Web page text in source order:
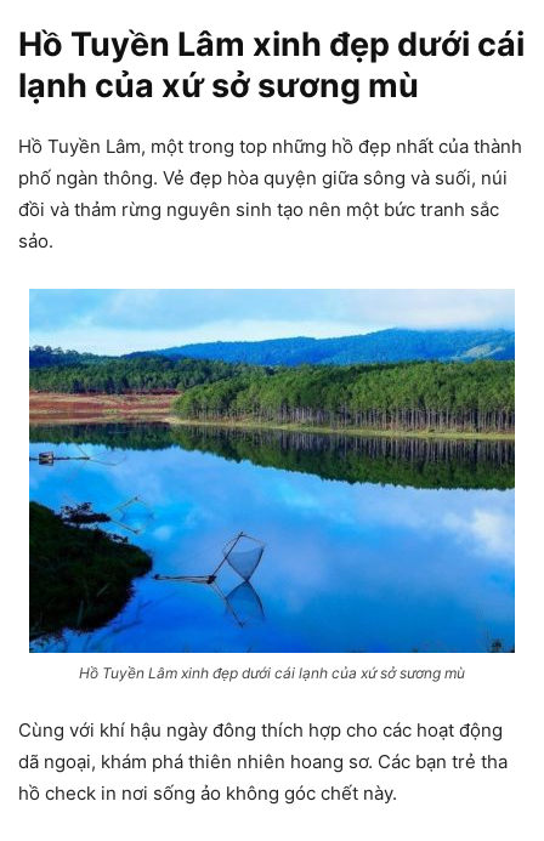
Hồ Tuyền Lâm xinh đẹp dưới cái
lạnh của xứ sở sương mù
Hồ Tuyền Lâm, một trong top những hồ đẹp nhất của thành
phố ngàn thông. Vẻ đẹp hòa quyện giữa sông và suối, núi
đồi và thảm rừng nguyên sinh tạo nên một bức tranh sắc
sảo.
Hồ Tuyền Lâm xinh đẹp dưới cái lạnh của xứ sở sương mù
Cùng với khí hậu ngày đông thích hợp cho các hoạt động
dã ngoại, khám phá thiên nhiên hoang sơ. Các bạn trẻ tha
hồ check in nơi sống ảo không góc chết này.